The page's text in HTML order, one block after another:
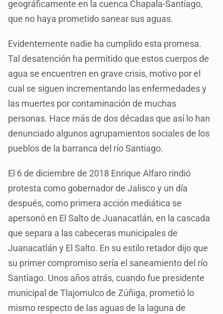
geográficamente en la cuenca Chapala-Santiago,
que no haya prometido sanear sus aguas.
Evidentemente nadie ha cumplido esta promesa.
Tal desatención ha permitido que estos cuerpos de
agua se encuentren en grave crisis, motivo por el
cual se siguen incrementando las enfermedades y
las muertes por contaminación de muchas
personas. Hace más de dos décadas que así lo han
denunciado algunos agrupamientos sociales de los
pueblos de la barranca del río Santiago.
El 6 de diciembre de 2018 Enrique Alfaro rindió
protesta como gobernador de Jalisco y un día
después, como primera acción mediática se
apersonó en El Salto de Juanacatlán, en la cascada
que separa a las cabeceras municipales de
Juanacatlán y El Salto. En su estilo retador dijo que
su primer compromiso sería el saneamiento del río
Santiago. Unos años atrás, cuando fue presidente
municipal de Tlajomulco de Zúñiga, prometió lo
mismo respecto de las aguas de la laguna de